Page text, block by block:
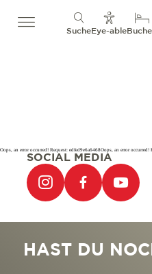
SucheEye-able
Oops, an error occurred! Request: edfed9e6a6468Oops, an error
SOCIAL MEDIA
HAST DU